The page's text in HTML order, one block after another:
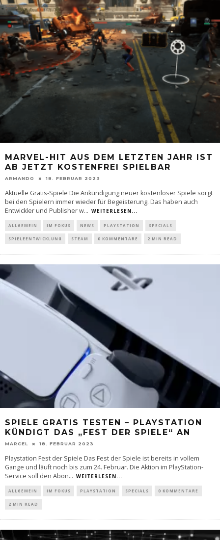
MARVEL-HIT AUS DEM LETZTEN JAHR IST
AB JETZT KOSTENFREI SPIELBAR
ARMANDO 18. FEBRUAR 2023
Aktuelle Gratis-Spiele Die Ankündigung neuer kostenloser Spiele sorgt
bei den Spielern immer wieder für Begeisterung. Das haben auch
Entwickler und Publisher w... WEITERLESEN...
ALLGEMEIN IM FOKUS NEWS PLAYSTATION SPECIALS
SPIELEENTWICKLUNG STEAM 0 KOMMENTARE 2 MIN READ
SPIELE GRATIS TESTEN – PLAYSTATION
KÜNDIGT DAS „FEST DER SPIELE“ AN
MARCEL 18. FEBRUAR 2023
Playstation Fest der Spiele Das Fest der Spiele ist bereits in vollem
Gange und läuft noch bis zum 24. Februar. Die Aktion im PlayStation-
Service soll den Abon... WEITERLESEN...
ALLGEMEIN IM FOKUS PLAYSTATION SPECIALS 0 KOMMENTARE
2 MIN READ